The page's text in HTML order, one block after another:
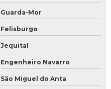
Guarda-Mor
Felisburgo
Jequitaí
Engenheiro Navarro
São Miguel do Anta